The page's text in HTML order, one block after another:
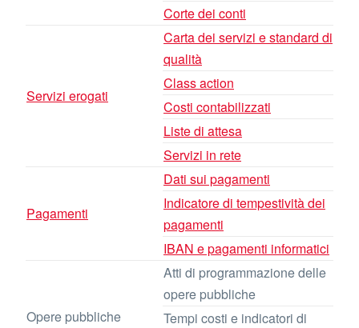
Corte dei conti
Servizi erogati
Carta dei servizi e standard di
qualità
Class action
Costi contabilizzati
Liste di attesa
Servizi in rete
Pagamenti
Dati sui pagamenti
Indicatore di tempestività dei
pagamenti
IBAN e pagamenti informatici
Opere pubbliche
Atti di programmazione delle
opere pubbliche
Tempi costi e indicatori di